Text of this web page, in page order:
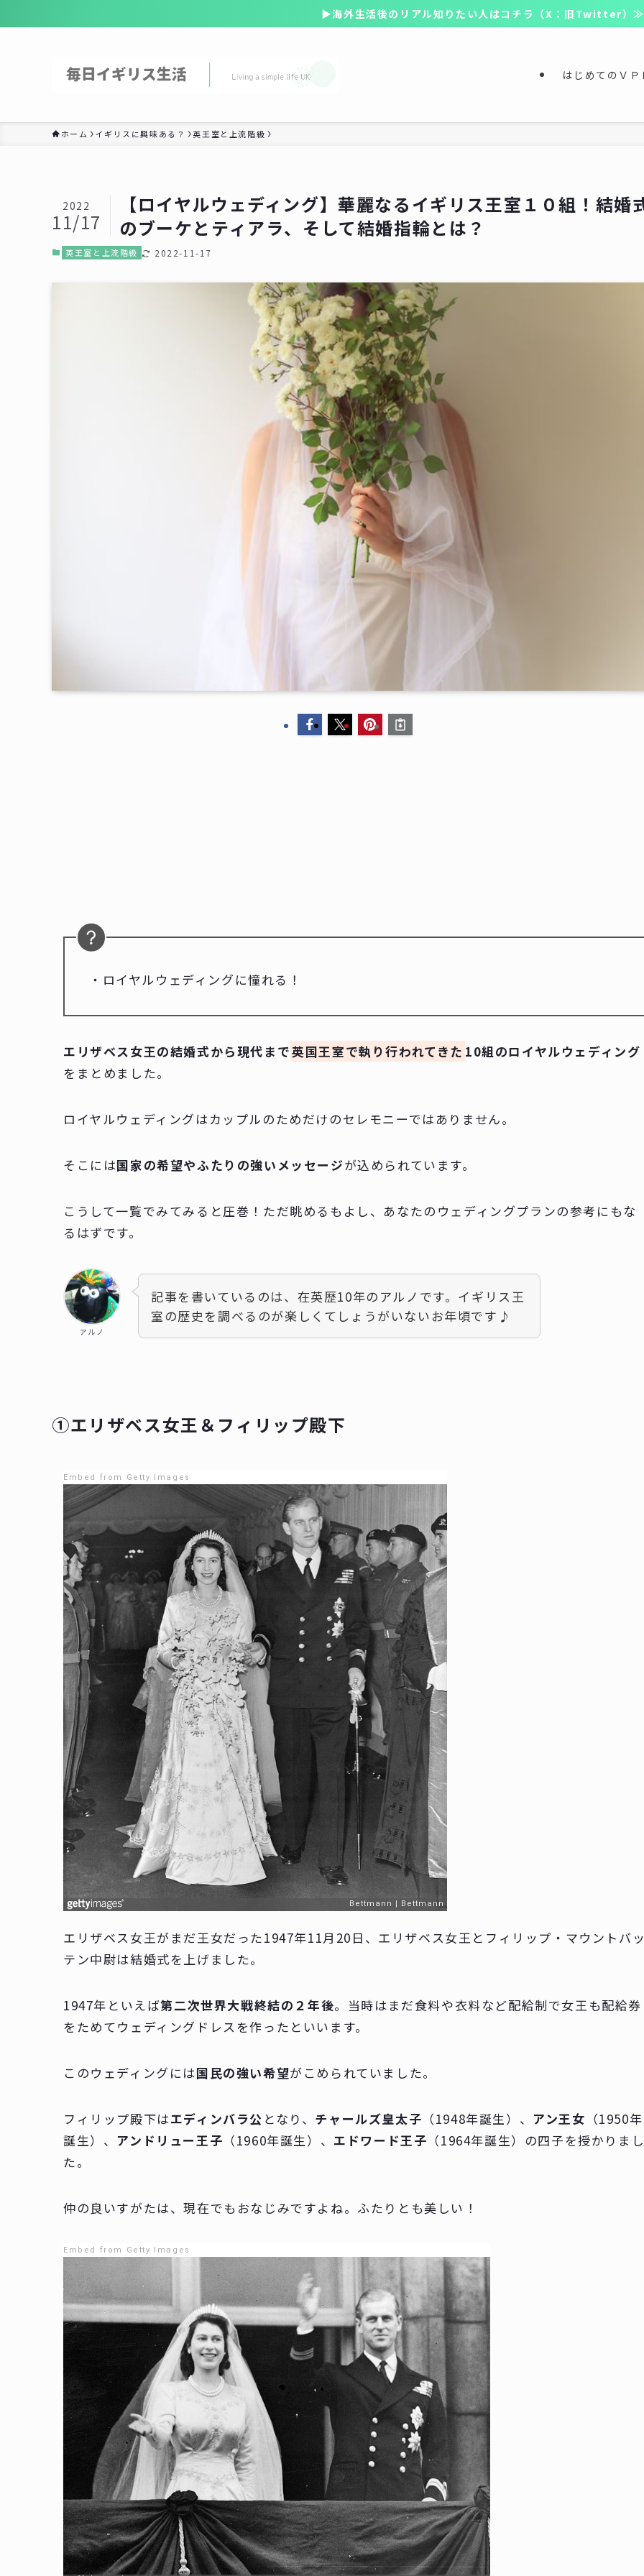
▶海外生活後のリアル知りたい人はコチラ（X：旧Twitter）≫
はじめてのＶＰ
ホーム イギリスに興味ある？ 英王室と上流階級
【ロイヤルウェディング】華麗なるイギリス王室１０組！結婚
のブーケとティアラ、そして結婚指輪とは？
2022
11/17
英王室と上流階級 2022-11-17
・ロイヤルウェディングに憧れる！
エリザベス女王の結婚式から現代まで英国王室で執り行われてきた 10組のロイヤルウェディング
をまとめました。
ロイヤルウェディングはカップルのためだけのセレモニーではありません。
そこには国家の希望やふたりの強いメッセージが込められています。
こうして一覧でみてみると圧巻！ただ眺めるもよし、あなたのウェディングプランの参考にもな
るはずです。
アルノ
記事を書いているのは、在英歴10年のアルノです。イギリス王
室の歴史を調べるのが楽しくてしょうがいないお年頃です♪
①エリザベス女王＆フィリップ殿下
Embed from Getty Images
エリザベス女王がまだ王女だった1947年11月20日、エリザベス女王とフィリップ・マウントバッ
テン中尉は結婚式を上げました。
1947年といえば第二次世界大戦終結の２年後。当時はまだ食料や衣料など配給制で女王も配給券
をためてウェディングドレスを作ったといいます。
このウェディングには国民の強い希望がこめられていました。
フィリップ殿下はエディンバラ公 となり、 チャールズ皇太子 （1948年誕生）、 アン王女 （1950年
誕生）、 アンドリュー王子 （1960年誕生）、 エドワード王子 （1964年誕生）の四子を授かりまし
た。
仲の良いすがたは、現在でもおなじみですよね。ふたりとも美しい！
Embed from Getty Images